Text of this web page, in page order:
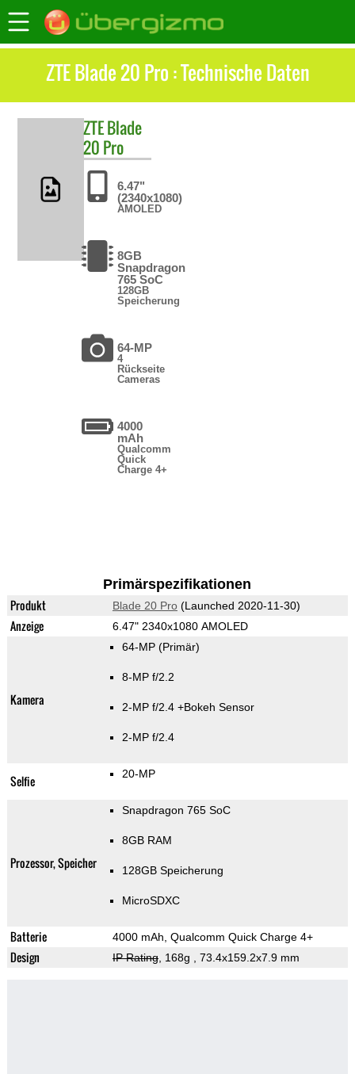
ZTE Blade 20 Pro : Technische Daten
ZTEBlade
20 Pro
6.47"
(2340x1080)
AMOLED
8GB
Snapdragon
765 SoC
128GB
Speicherung
64-MP
4
Rückseite
Cameras
4000
mAh
Qualcomm
Quick
Charge 4+
Primärspezifikationen
Produkt Blade 20 Pro(Launched 2020-11-30)
Anzeige 6.47" 2340x1080 AMOLED
Kamera
64-MP (Primär)
8-MP f/2.2
2-MP f/2.4 +Bokeh Sensor
2-MP f/2.4
Selfie 20-MP
Prozessor, Speicher
Snapdragon 765 SoC
8GB RAM
128GB Speicherung
MicroSDXC
Batterie 4000 mAh, Qualcomm Quick Charge 4+
Design IP Rating, 168g , 73.4x159.2x7.9 mm